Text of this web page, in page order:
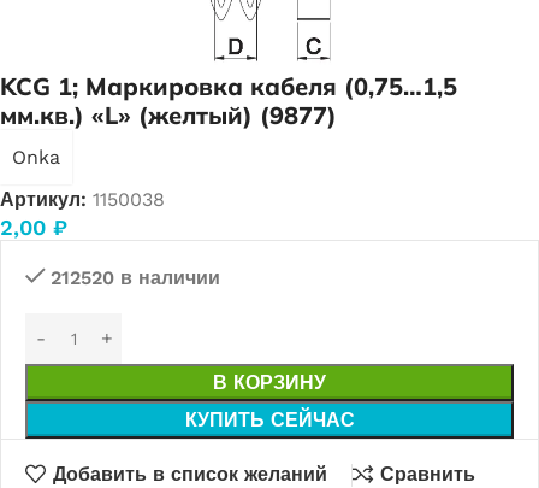
KCG 1; Маркировка кабеля (0,75…1,5
мм.кв.) «L» (желтый) (9877)
Onka
Артикул: 1150038
2,00 ₽
212520 в наличии
В КОРЗИНУ
КУПИТЬ СЕЙЧАС
Добавить в список желаний Сравнить